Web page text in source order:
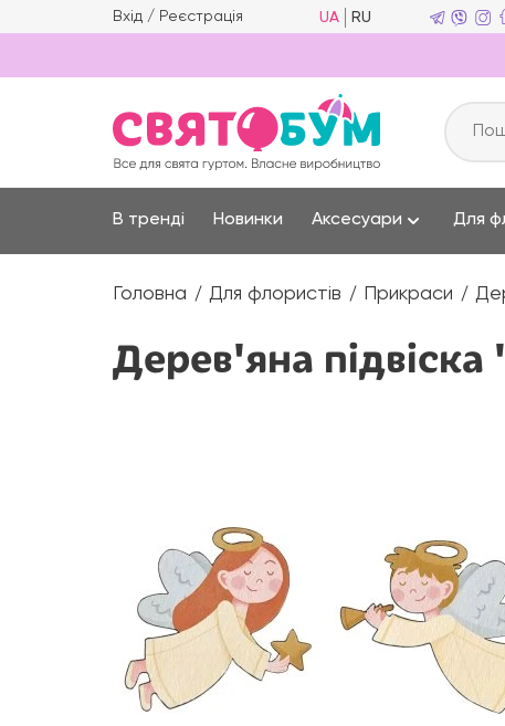
Вхід / Реєстрація UA RU
В тренді Новинки Аксесуари Для
Головна Для флористів Прикраси
Дерев'яна